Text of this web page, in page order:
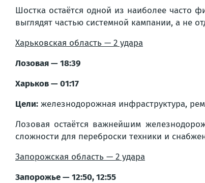
Шостка остаётся одной из наиболее часто
выглядят частью системной кампании, а не
Харьковская область — 2 удара
Лозовая — 18:39
Харьков — 01:17
Цели: железнодорожная инфраструктура,
Лозовая остаётся важнейшим
сложности для переброски техники и
Запорожская область — 2 удара
Запорожье — 12:50, 12:55